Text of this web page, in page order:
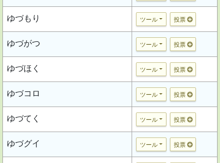
ゆづもり ツール 投票
ゆづがつ ツール 投票
ゆづほく ツール 投票
ゆづコロ ツール 投票
ゆづてく ツール 投票
ゆづグイ ツール 投票